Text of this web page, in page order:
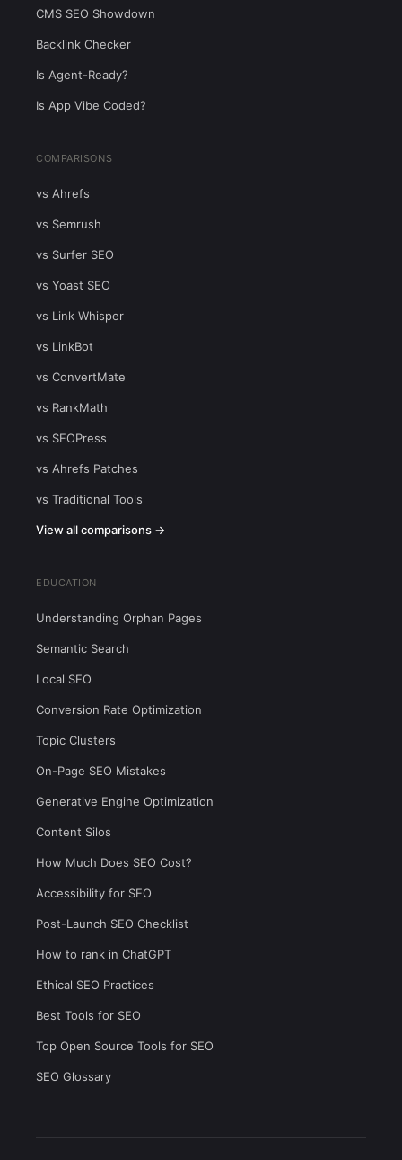
CMS SEO Showdown
Backlink Checker
Is Agent-Ready?
Is App Vibe Coded?
COMPARISONS
vs Ahrefs
vs Semrush
vs Surfer SEO
vs Yoast SEO
vs Link Whisper
vs LinkBot
vs ConvertMate
vs RankMath
vs SEOPress
vs Ahrefs Patches
vs Traditional Tools
View all comparisons →
EDUCATION
Understanding Orphan Pages
Semantic Search
Local SEO
Conversion Rate Optimization
Topic Clusters
On-Page SEO Mistakes
Generative Engine Optimization
Content Silos
How Much Does SEO Cost?
Accessibility for SEO
Post-Launch SEO Checklist
How to rank in ChatGPT
Ethical SEO Practices
Best Tools for SEO
Top Open Source Tools for SEO
SEO Glossary